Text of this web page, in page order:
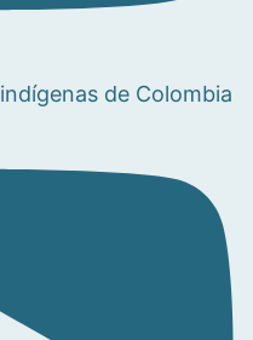
indígenas de Colombia